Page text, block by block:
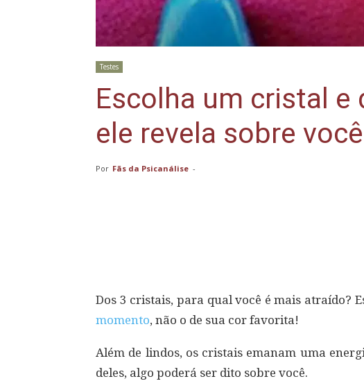
Testes
Escolha um cristal e
ele revela sobre
Por Fãs da Psicanálise -
Dos 3 cristais, para qual você é mais atraído?
momento, não o de sua cor favorita!
Além de lindos, os cristais emanam uma
deles, algo poderá ser dito sobre você.